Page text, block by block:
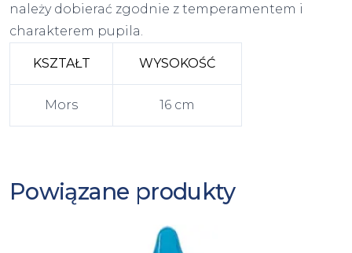
należy dobierać zgodnie z temperamentem i
charakterem pupila.
KSZTAŁT WYSOKOŚĆ
Mors 16 cm
Powiązane produkty